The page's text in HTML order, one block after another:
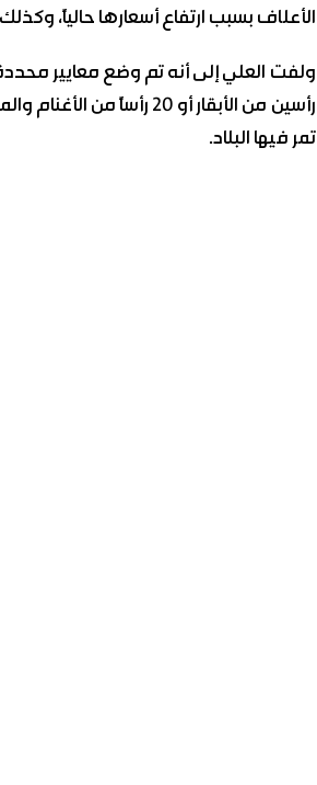
الأعلاف بسبب ارتفاع أسعارها حالياً،
ولفت العلي إلى أنه تم وضع معايير
رأسين من الأبقار أو 20
تمر فيها البلاد.